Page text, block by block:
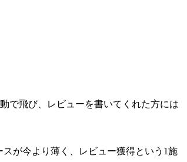
で飛び、レビューを書いてくれた方には
が今より薄く、レビュー獲得という1施